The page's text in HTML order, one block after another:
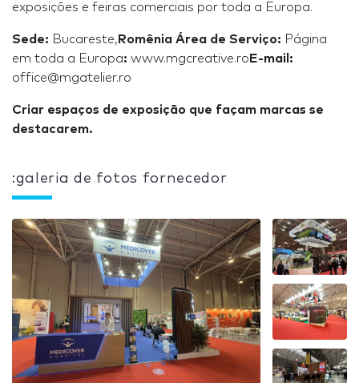
exposições e feiras comerciais por toda a Europa.
Sede: Bucareste, Romênia Área de Serviço: Página
em toda a Europa: www.mgcreative.ro E-mail:
office@mgatelier.ro
Criar espaços de exposição que façam marcas se
destacarem.
:galeria de fotos fornecedor